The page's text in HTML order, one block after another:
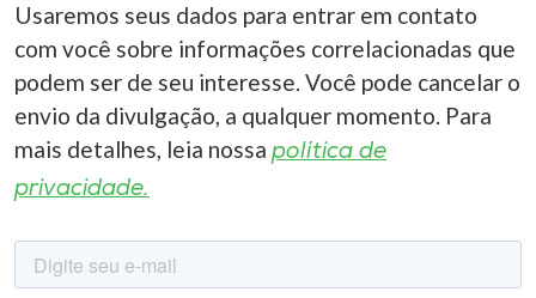
Usaremos seus dados para entrar em contato
com você sobre informações correlacionadas que
podem ser de seu interesse. Você pode cancelar o
envio da divulgação, a qualquer momento. Para
mais detalhes, leia nossa política de
privacidade.